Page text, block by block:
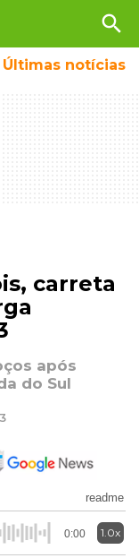
search
Últimas notícias
carreta
após
do Sul
readme
0:00 1.0x